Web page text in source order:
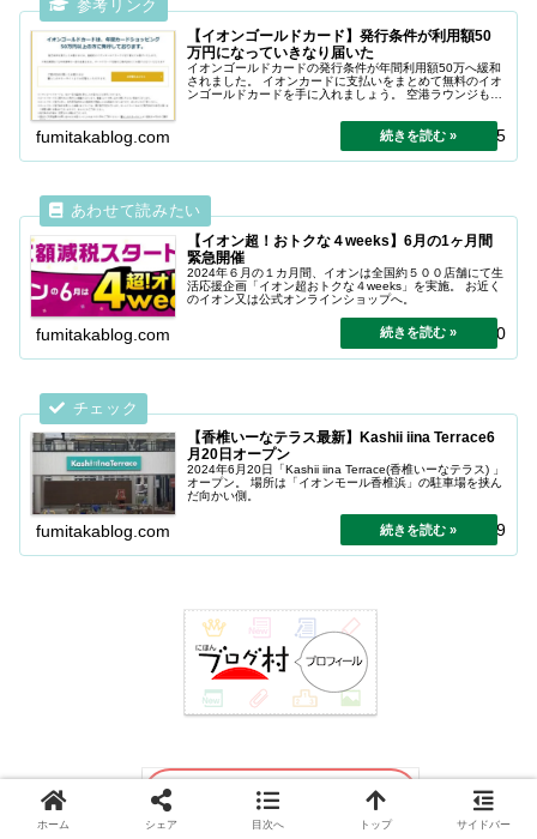
【イオンゴールドカード】発行条件が利用額50
万円になっていきなり届いた
イオンゴールドカードの発行条件が年間利用額50万へ緩和
されました。 イオンカードに支払いをまとめて無料のイオ
ンゴールドカードを手に入れましょう。 空港ラウンジも使
fumitakablog.com 2025.12.25
【イオン超！おトクな４weeks】6月の1ヶ月間
緊急開催
2024年６月の１カ月間、イオンは全国約５００店舗にて生
活応援企画「イオン超おトクな４weeks」を実施。 お近く
のイオン又は公式オンラインショップへ。
fumitakablog.com 2024.06.30
【香椎いーなテラス最新】Kashii iina Terrace6
月20日オープン
2024年6月20日「Kashii iina Terrace(香椎いーなテラス) 」
オープン。 場所は「イオンモール香椎浜」の駐車場を挟ん
だ向かい側。
fumitakablog.com 2024.06.29
ホーム シェア 目次へ トップ サイドバー